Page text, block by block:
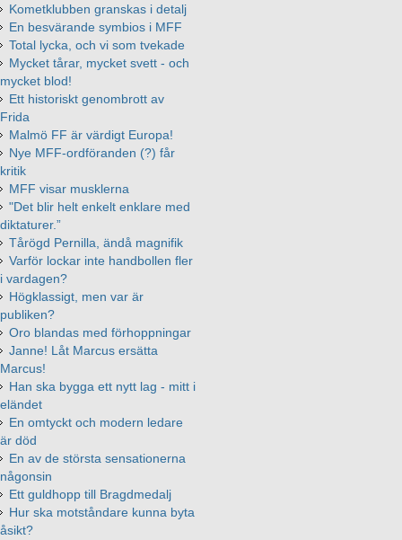
Kometklubben granskas i detalj
En besvärande symbios i MFF
Total lycka, och vi som tvekade
Mycket tårar, mycket svett - och
mycket blod!
Ett historiskt genombrott av
Frida
Malmö FF är värdigt Europa!
Nye MFF-ordföranden (?) får
kritik
MFF visar musklerna
"Det blir helt enkelt enklare med
diktaturer.”
Tårögd Pernilla, ändå magnifik
Varför lockar inte handbollen fler
i vardagen?
Högklassigt, men var är
publiken?
Oro blandas med förhoppningar
Janne! Låt Marcus ersätta
Marcus!
Han ska bygga ett nytt lag - mitt i
eländet
En omtyckt och modern ledare
är död
En av de största sensationerna
någonsin
Ett guldhopp till Bragdmedalj
Hur ska motståndare kunna byta
åsikt?